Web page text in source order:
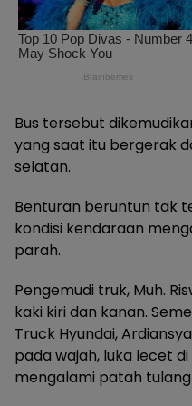
Bus tersebut
yang saat itu bergerak
selatan.
Benturan beruntun tak
kondisi kendaraan
parah.
Pengemudi truk, Muh.
kaki kiri dan kanan.
Truck Hyundai,
pada wajah, luka lecet
mengalami patah